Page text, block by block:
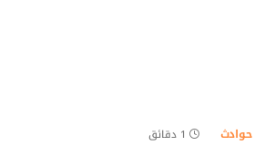
حوادث 1 دقائق